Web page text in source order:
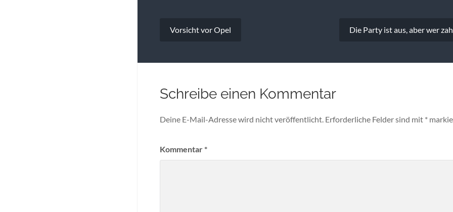
Vorsicht vor Opel Die Party ist aus, aber wer
Schreibe einen Kommentar
Deine E-Mail-Adresse wird nicht veröffentlicht. Erforderliche Felder sind mit *
Kommentar*